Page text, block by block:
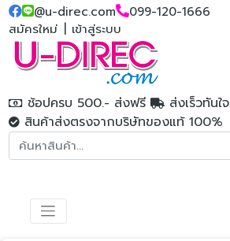
@u-direc.com
099-120-1666
สมัครใหม่
เข้าสู่ระบบ
ช้อปครบ 500.- ส่งฟรี
ส่งเร็วทันใจ
สินค้าส่งตรงจากบริษัทของแท้ 100%